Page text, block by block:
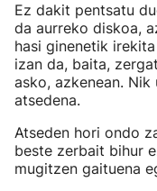
Ez dakit pentsatu
da aurreko diskoa,
hasi ginenetik
izan da, baita,
asko, azkenean.
atsedena.
Atseden hori ondo
beste zerbait bihur
mugitzen gaituena